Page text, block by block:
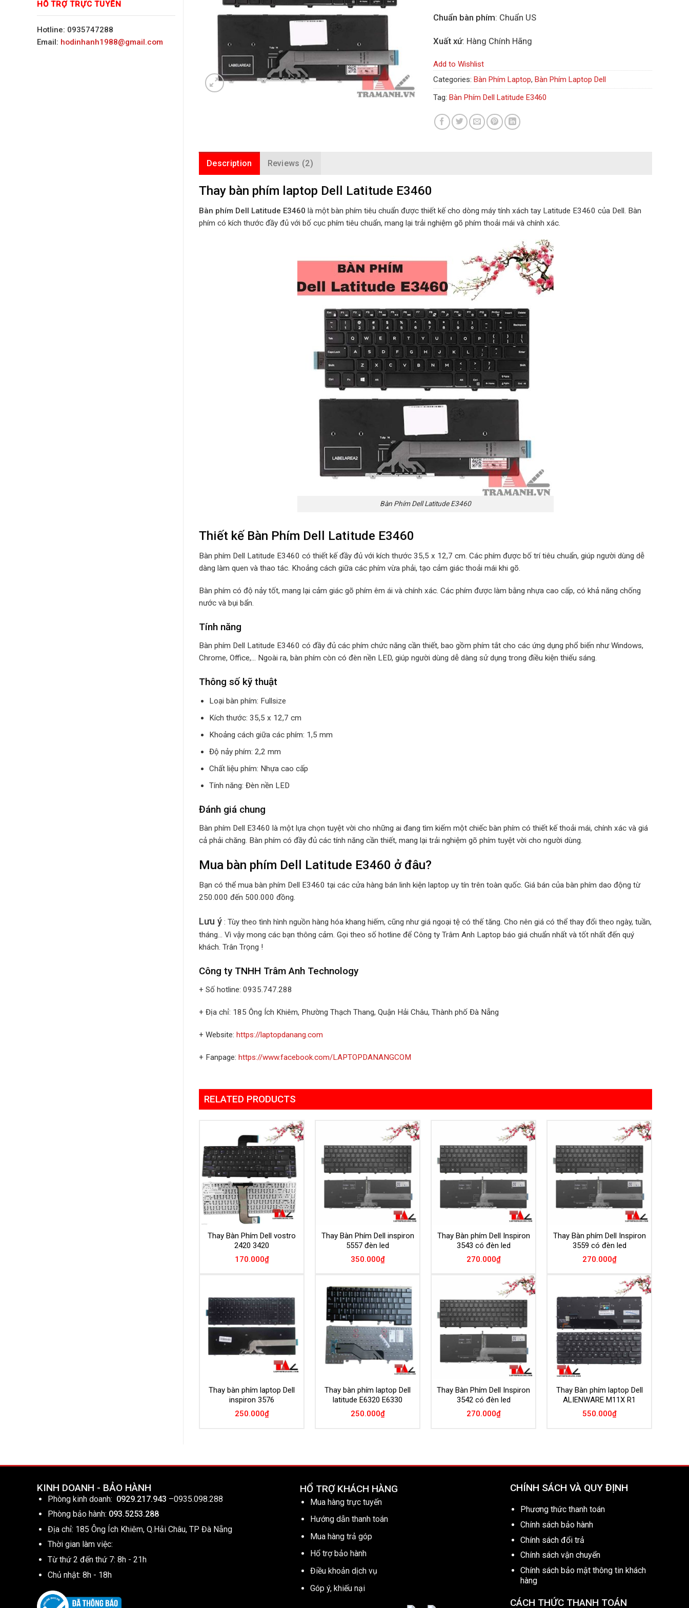
HỖ TRỢ TRỰC TUYẾN
Hotline: 0935747288
Email: hodinhanh1988@gmail.com
Chuẩn bàn phím: Chuẩn US
Xuất xứ: Hàng Chính Hãng
Add to Wishlist
Categories: Bàn Phím Laptop, Bàn Phím Laptop Dell
Tag: Bàn Phím Dell Latitude E3460
Description Reviews (2)
Thay bàn phím laptop Dell Latitude E3460
Bàn phím Dell Latitude E3460 là một bàn phím tiêu chuẩn được thiết kế cho dòng máy tính xách tay Latitude E3460 của Dell. Bàn
phím có kích thước đầy đủ với bố cục phím tiêu chuẩn, mang lại trải nghiệm gõ phím thoải mái và chính xác.
Bàn Phím Dell Latitude E3460
Thiết kế Bàn Phím Dell Latitude E3460
Bàn phím Dell Latitude E3460 có thiết kế đầy đủ với kích thước 35,5 x 12,7 cm. Các phím được bố trí tiêu chuẩn, giúp người dùng dễ
dàng làm quen và thao tác. Khoảng cách giữa các phím vừa phải, tạo cảm giác thoải mái khi gõ.
Bàn phím có độ nảy tốt, mang lại cảm giác gõ phím êm ái và chính xác. Các phím được làm bằng nhựa cao cấp, có khả năng chống
nước và bụi bẩn.
Tính năng
Bàn phím Dell Latitude E3460 có đầy đủ các phím chức năng cần thiết, bao gồm phím tắt cho các ứng dụng phổ biến như Windows,
Chrome, Office,… Ngoài ra, bàn phím còn có đèn nền LED, giúp người dùng dễ dàng sử dụng trong điều kiện thiếu sáng.
Thông số kỹ thuật
Loại bàn phím: Fullsize
Kích thước: 35,5 x 12,7 cm
Khoảng cách giữa các phím: 1,5 mm
Độ nảy phím: 2,2 mm
Chất liệu phím: Nhựa cao cấp
Tính năng: Đèn nền LED
Đánh giá chung
Bàn phím Dell E3460 là một lựa chọn tuyệt vời cho những ai đang tìm kiếm một chiếc bàn phím có thiết kế thoải mái, chính xác và giá
cả phải chăng. Bàn phím có đầy đủ các tính năng cần thiết, mang lại trải nghiệm gõ phím tuyệt vời cho người dùng.
Mua bàn phím Dell Latitude E3460 ở đâu?
Bạn có thể mua bàn phím Dell E3460 tại các cửa hàng bán linh kiện laptop uy tín trên toàn quốc. Giá bán của bàn phím dao động từ
250.000 đến 500.000 đồng.
Lưu ý : Tùy theo tình hình nguồn hàng hóa khang hiếm, cũng như giá ngoại tệ có thế tăng. Cho nên giá có thể thay đổi theo ngày, tuần,
tháng… Vì vậy mong các bạn thông cảm. Gọi theo số hotline để Công ty Trâm Anh Laptop báo giá chuẩn nhất và tốt nhất đến quý
khách. Trân Trọng !
Công ty TNHH Trâm Anh Technology
+ Số hotline: 0935.747.288
+ Địa chỉ: 185 Ông Ích Khiêm, Phường Thạch Thang, Quận Hải Châu, Thành phố Đà Nẵng
+ Website: https://laptopdanang.com
+ Fanpage: https://www.facebook.com/LAPTOPDANANGCOM
RELATED PRODUCTS
Add to
Wishlist
Thay Bàn Phím Dell vostro
2420 3420
170.000₫
Add to
Wishlist
Thay Bàn Phím Dell inspiron
5557 đèn led
350.000₫
Add to
Wishlist
Thay Bàn phím Dell Inspiron
3543 có đèn led
270.000₫
Add to
Wishlist
Thay Bàn phím Dell Inspiron
3559 có đèn led
270.000₫
Add to
Wishlist
Thay bàn phím laptop Dell
inspiron 3576
250.000₫
Add to
Wishlist
Thay bàn phím laptop Dell
latitude E6320 E6330
250.000₫
Add to
Wishlist
Thay Bàn Phím Dell Inspiron
3542 có đèn led
270.000₫
Add to
Wishlist
Thay Bàn phím laptop Dell
ALIENWARE M11X R1
550.000₫
KINH DOANH - BẢO HÀNH
Phòng kinh doanh: 0929.217.943 –0935.098.288
Phòng bảo hành: 093.5253.288
Địa chỉ: 185 Ông Ích Khiêm, Q.Hải Châu, TP Đà Nẵng
Thời gian làm việc:
Từ thứ 2 đến thứ 7: 8h - 21h
Chủ nhật: 8h - 18h
HỔ TRỢ KHÁCH HÀNG
Mua hàng trực tuyến
Hướng dẫn thanh toán
Mua hàng trả góp
Hổ trợ bảo hành
Điều khoản dịch vụ
Góp ý, khiếu nại
CHÍNH SÁCH VÀ QUY ĐỊNH
Phương thức thanh toán
Chính sách bảo hành
Chính sách đổi trả
Chính sách vận chuyển
Chính sách bảo mật thông tin khách
hàng
CÁCH THỨC THANH TOÁN